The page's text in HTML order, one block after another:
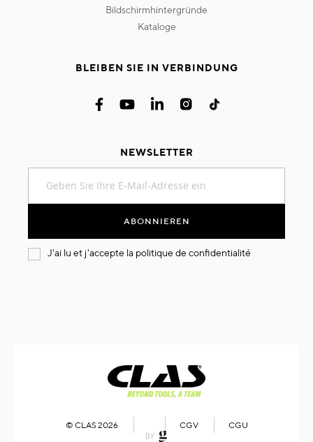
bildschirmhintergründe
kataloge
BLEIBEN SIE IN VERBINDUNG
NEWSLETTER
sich
an:
ABONNIEREN
J'ai lu et j'accepte la politique de confidentialité
© CLAS 2026 CGV CGU